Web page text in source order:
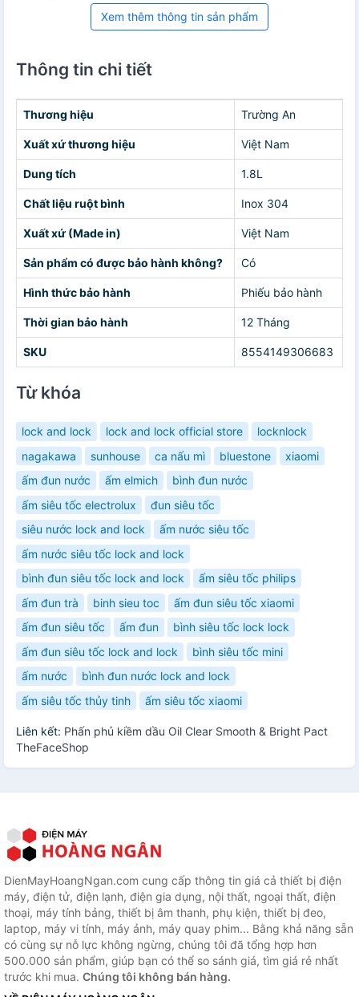
Xem thêm thông tin sản phẩm
Thông tin chi tiết
Thương hiệu Trường An
Xuất xứ thương hiệu Việt Nam
Dung tích 1.8L
Chất liệu ruột bình Inox 304
Xuất xứ (Made in) Việt Nam
Sản phẩm có được bảo hành không? Có
Hình thức bảo hành Phiếu bảo hành
Thời gian bảo hành 12 Tháng
SKU 8554149306683
Từ khóa
lock and lock lock and lock official store
locknlock
nagakawa
sunhouse ca nấu mì bluestone
xiaomi
ấm đun nước
ấm elmich
bình đun nước
ấm siêu tốc electrolux
đun siêu tốc
siêu nước lock and lock
ấm nước siêu tốc
ấm nước siêu tốc lock and lock
bình đun siêu tốc lock and lock
ấm siêu tốc philips
ấm đun trà
binh sieu toc
ấm đun siêu tốc xiaomi
ấm đun siêu tốc
ấm đun
bình siêu tốc lock lock
ấm đun siêu tốc lock and lock
bình siêu tốc mini
ấm nước
bình đun nước lock and lock
ấm siêu tốc thủy tinh
ấm siêu tốc xiaomi
Liên kết: Phấn phủ kiềm dầu Oil Clear Smooth & Bright Pact
TheFaceShop
DienMayHoangNgan.com cung cấp thông tin giá cả thiết bị điện
máy, điện tử, điện lạnh, điện gia dụng, nội thất, ngoại thất, điện
thoại, máy tính bảng, thiết bị âm thanh, phụ kiện, thiết bị đeo,
laptop, máy vi tính, máy ảnh, máy quay phim... Bằng khả năng sẵn
có cùng sự nỗ lực không ngừng, chúng tôi đã tổng hợp hơn
500.000 sản phẩm, giúp bạn có thể so sánh giá, tìm giá rẻ nhất
trước khi mua. Chúng tôi không bán hàng.